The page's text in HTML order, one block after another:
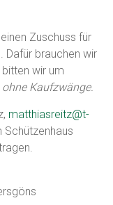
Zuschuss für
Dafür brauchen wir
wir um
ohne Kaufzwänge.
matthiasreitz@t-
Schützenhaus